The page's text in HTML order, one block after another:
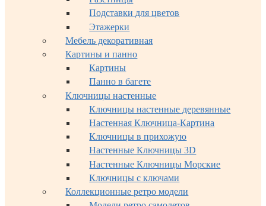
Подставки для цветов
Этажерки
Мебель декоративная
Картины и панно
Картины
Панно в багете
Ключницы настенные
Ключницы настенные деревянные
Настенная Ключница-Картина
Ключницы в прихожую
Настенные Ключницы 3D
Настенные Ключницы Морские
Ключницы с ключами
Коллекционные ретро модели